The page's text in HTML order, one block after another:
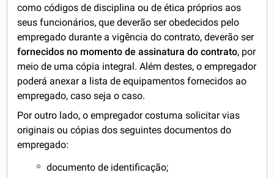
como códigos de disciplina ou de ética próprios aos
seus funcionários, que deverão ser obedecidos pelo
empregado durante a vigência do contrato, deverão ser
fornecidos no momento de assinatura do contrato, por
meio de uma cópia integral. Além destes, o empregador
poderá anexar a lista de equipamentos fornecidos ao
empregado, caso seja o caso.
Por outro lado, o empregador costuma solicitar vias
originais ou cópias dos seguintes documentos do
empregado:
documento de identificação;